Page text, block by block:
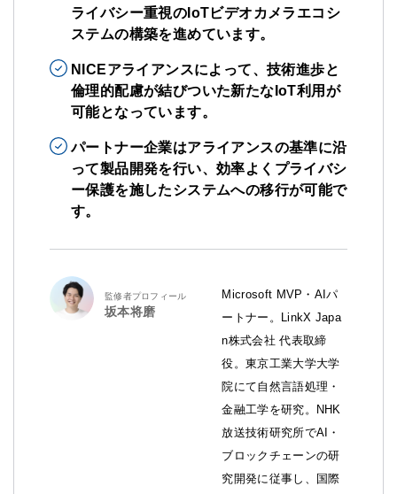
ライバシー重視のIoTビデオカメラエコシ
ステムの構築を進めています。
NICEアライアンスによって、技術進歩と
倫理的配慮が結びついた新たなIoT利用が
可能となっています。
パートナー企業はアライアンスの基準に沿
って製品開発を行い、効率よくプライバシ
ー保護を施したシステムへの移行が可能で
す。
監修者プロフィール
坂本将磨
Microsoft MVP・AIパ
ートナー。LinkX Japa
n株式会社 代表取締
役。東京工業大学大学
院にて自然言語処理・
金融工学を研究。NHK
放送技術研究所でAI・
ブロックチェーンの研
究開発に従事し、国際